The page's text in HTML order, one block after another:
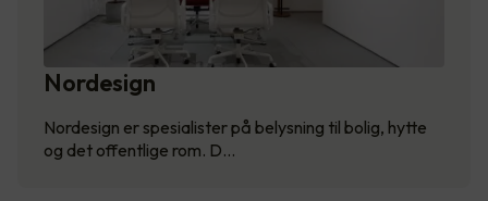
Nordesign
Nordesign er spesialister på belysning til bolig, hytte
og det offentlige rom. D…